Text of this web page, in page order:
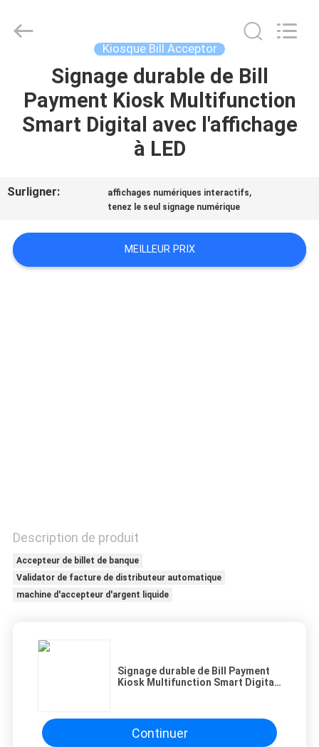
MAISON
PRODUITS
SUJET
NOUS
UNE
CITATION
SITE
POLICY
Reader
Online
Kiosque Bill Acceptor
Signage durable de Bill
Payment Kiosk Multifunction
Smart Digital avec l'affichage
à LED
Surligner: affichages numériques interactifs,
tenez le seul signage numérique
MEILLEUR PRIX
Description de produit
Accepteur de billet de banque
Validator de facture de distributeur automatique
machine d'accepteur d'argent liquide
Signage durable de Bill Payment
Kiosk Multifunction Smart Digital
Continuer